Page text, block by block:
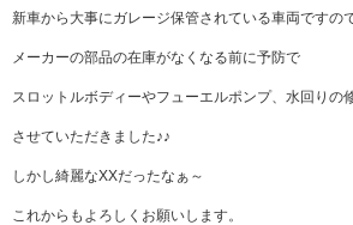
新車から大事にガレージ保管されている車両ですの
メーカーの部品の在庫がなくなる前に予防で
スロットルボディーやフューエルポンプ、水回りの
させていただきました♪♪
しかし綺麗なXXだったなぁ～
これからもよろしくお願いします。